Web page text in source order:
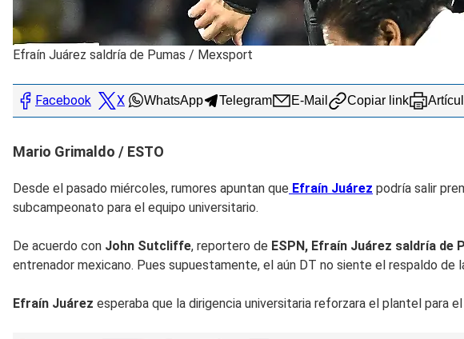
Efraín Juárez saldría de Pumas / Mexsport
Facebook X WhatsApp Telegram E-Mail Copiar link
Mario Grimaldo / ESTO
Desde el pasado miércoles, rumores apuntan que Efraín Juárez podría salir
subcampeonato para el equipo universitario.
De acuerdo con John Sutcliffe, reportero de ESPN, Efraín Juárez saldría de
entrenador mexicano. Pues supuestamente, el aún DT no siente el respaldo de
Efraín Juárez esperaba que la dirigencia universitaria reforzara el plantel para